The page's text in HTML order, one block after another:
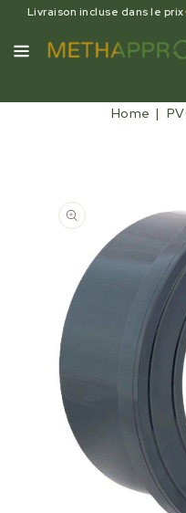
Home
Livraison incluse dans le prix